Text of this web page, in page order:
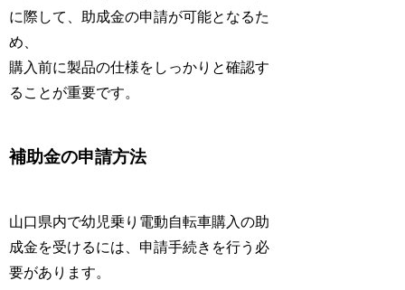
に際して、助成金の申請が可能となるた
め、
購入前に製品の仕様をしっかりと確認す
ることが重要です。
補助金の申請方法
山口県内で幼児乗り電動自転車購入の助
成金を受けるには、申請手続きを行う必
要があります。